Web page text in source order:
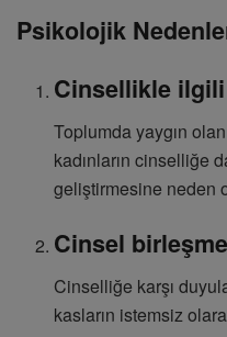
Psikolojik
Cinsellikle
Toplumda yaygın
kadınların cinselliğe
geliştirmesine neden
Cinsel
Cinselliğe karşı
kasların istemsiz